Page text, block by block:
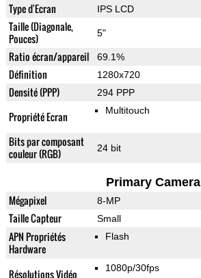
Type d'Ecran IPS LCD
Taille (Diagonale,
Pouces)
5"
Ratio écran/appareil 69.1%
Définition 1280x720
Densité (PPP) 294 PPP
Propriété Ecran Multitouch
Bits par composant
couleur (RGB)
24 bit
Primary Camera
Mégapixel 8-MP
Taille Capteur Small
APN Propriétés
Hardware
Flash
Résolutions Vidéo 1080p/30fps